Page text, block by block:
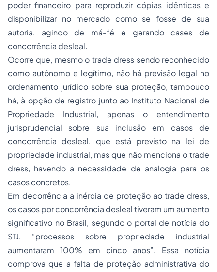
poder financeiro para reproduzir cópias idênticas e
disponibilizar no mercado como se fosse de sua
autoria, agindo de má-fé e gerando cases de
concorrência desleal.
Ocorre que, mesmo o trade dress sendo reconhecido
como autônomo e legítimo, não há previsão legal no
ordenamento jurídico sobre sua proteção, tampouco
há, à opção de registro junto ao Instituto Nacional de
Propriedade Industrial, apenas o entendimento
jurisprudencial sobre sua inclusão em casos de
concorrência desleal, que está previsto na lei de
propriedade industrial, mas que não menciona o trade
dress, havendo a necessidade de analogia para os
casos concretos.
Em decorrência a inércia de proteção ao trade dress,
os casos por concorrência desleal tiveram um aumento
significativo no Brasil, segundo o portal de notícia do
STJ, “processos sobre propriedade industrial
aumentaram 100% em cinco anos”. Essa notícia
comprova que a falta de proteção administrativa do